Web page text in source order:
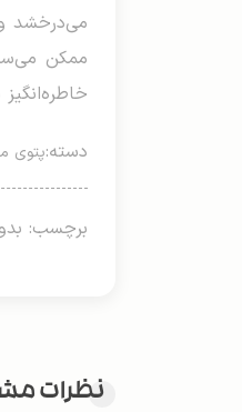
می‌درخشد
ممکن
دسته:پتوی
برچسب:
نظرات